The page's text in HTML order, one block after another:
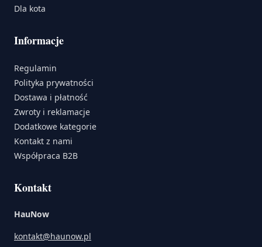
Dla kota
Informacje
Regulamin
Polityka prywatności
Dostawa i płatność
Zwroty i reklamacje
Dodatkowe kategorie
Kontakt z nami
Współpraca B2B
Kontakt
HauNow
kontakt@haunow.pl